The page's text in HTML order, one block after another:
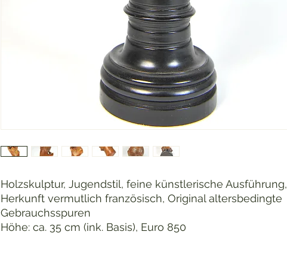
Holzskulptur, Jugendstil, feine künstlerische Ausführung,
Herkunft vermutlich französisch, Original altersbedingte
Gebrauchsspuren
Höhe: ca. 35 cm (ink. Basis), Euro 850